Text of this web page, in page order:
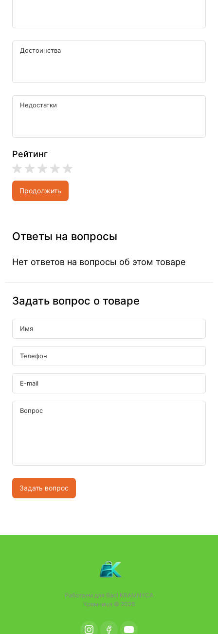
Рейтинг
Продолжить
Ответы на вопросы
Нет ответов на вопросы об этом товаре
Задать вопрос о товаре
Задать вопрос
Работаем для Вас! KRAMNYCA
Крамниця © 2026